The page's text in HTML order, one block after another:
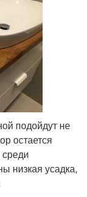
подойдут не
остается
низкая усадка,